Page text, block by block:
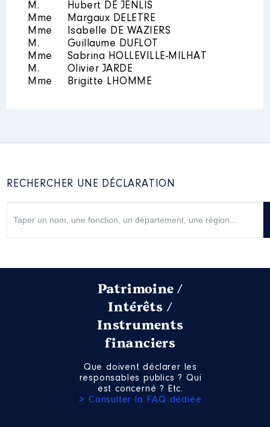
M.
Hubert DE JENLIS
Mme
Margaux DELETRE
Mme
Isabelle DE WAZIERS
M.
Guillaume DUFLOT
Mme
Sabrina HOLLEVILLE-MILHAT
M.
Olivier JARDE
Mme
Brigitte LHOMME
RECHERCHER UNE DÉCLARATION
Patrimoine /
Intérêts /
Instruments
financiers
Que doivent déclarer les
responsables publics ? Qui
est concerné ? Etc.
> Consulter la FAQ dédiée